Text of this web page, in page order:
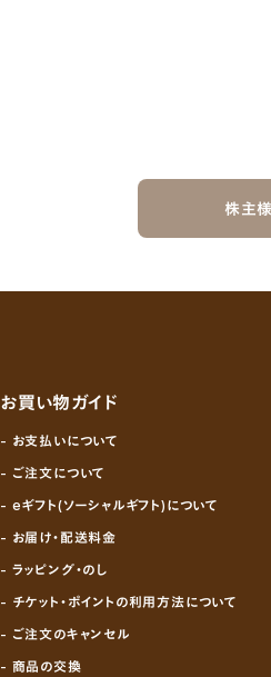
株主様
お買い物ガイド
- お支払いについて
- ご注文について
- eギフト(ソーシャルギフト)について
- お届け・配送料金
- ラッピング・のし
- チケット・ポイントの利用方法について
- ご注文のキャンセル
- 商品の交換